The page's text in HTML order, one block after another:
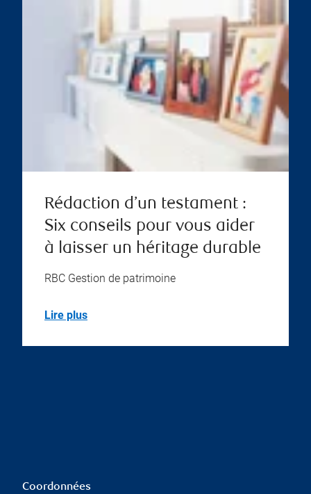
Rédaction d’un testament :
Six conseils pour vous aider
à laisser un héritage durable
RBC Gestion de patrimoine
Lire plus
Coordonnées